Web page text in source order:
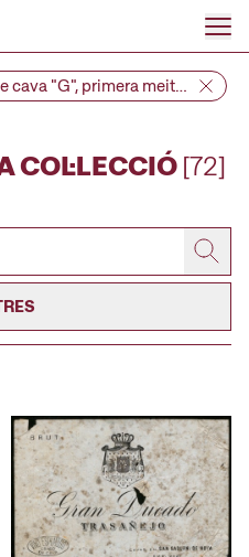
cava "G", primera meitat
COL·LECCIÓ[72]